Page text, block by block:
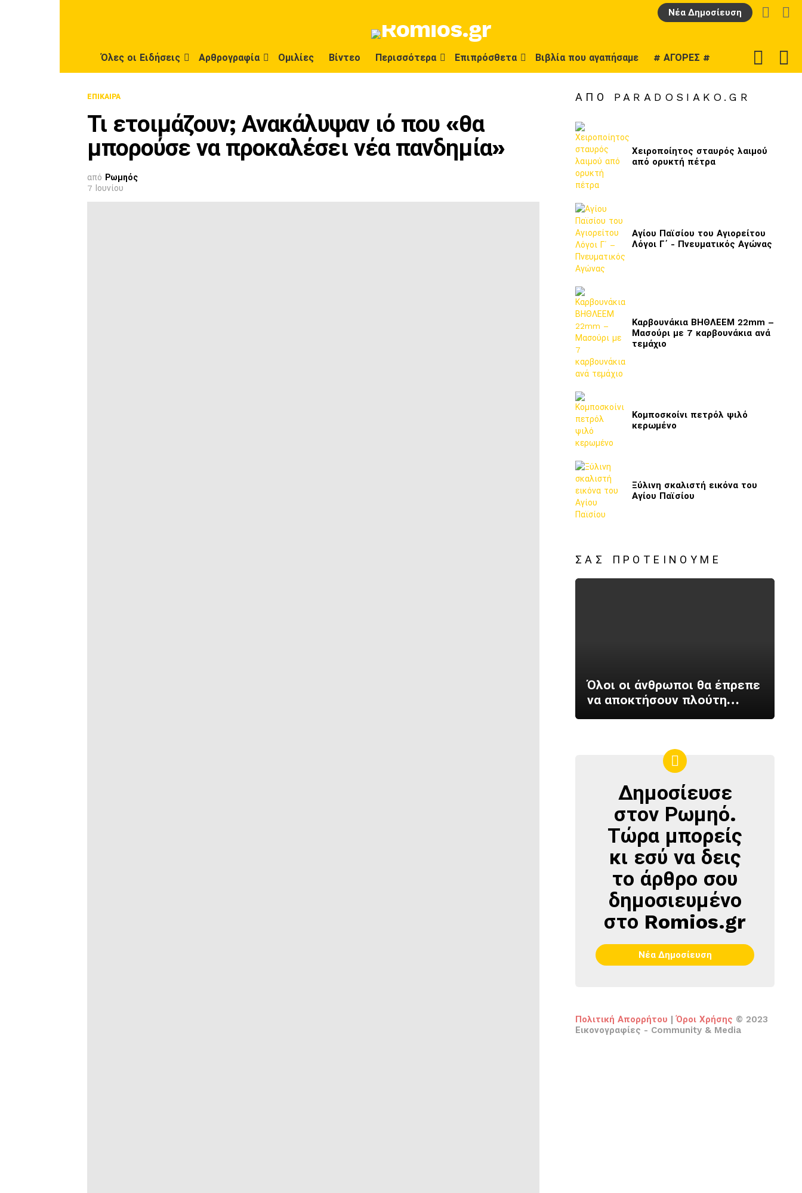
Νέα Δημοσίευση
LOGIN
Όλες οι Ειδήσεις Αρθρογραφία Ομιλίες Βίντεο Περισσότερα Επιπρόσθετα Βιβλία που αγαπήσαμε # ΑΓΟΡΕΣ #
SKIN
ΕΠΊΚΑΙΡΑ
Τι ετοιμάζουν; Ανακάλυψαν ιό που «θα
μπορούσε να προκαλέσει νέα πανδημία»
από Ρωμηός
7 Ιουνίου
ΑΠΌ PARADOSIAKO.GR
Χειροποίητος σταυρός λαιμού
από ορυκτή πέτρα
Αγίου Παϊσίου του Αγιορείτου
Λόγοι Γ΄ - Πνευματικός Αγώνας
Καρβουνάκια ΒΗΘΛΕΕΜ 22mm –
Μασούρι με 7 καρβουνάκια ανά
τεμάχιο
Κομποσκοίνι πετρόλ ψιλό
κερωμένο
Ξύλινη σκαλιστή εικόνα του
Αγίου Παϊσίου
ΣΑΣ ΠΡΟΤΕΊΝΟΥΜΕ
Όλοι οι άνθρωποι θα έπρεπε
να αποκτήσουν πλούτη…
ΔΗΜΟΣΊΕΥΣΕ
ΣΤΟΝ
ΡΩΜΗΌ
Δημοσίευσε
στον Ρωμηό.
Τώρα μπορείς
κι εσύ να δεις
το άρθρο σου
δημοσιευμένο
στο Romios.gr
Νέα Δημοσίευση
Πολιτική Απορρήτου | Όροι Χρήσης © 2023
Εικονογραφίες - Community & Media